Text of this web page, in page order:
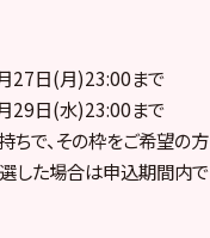
27日(月)23:00まで
29日(水)23:00まで
で、その枠をご希望の
選した場合は申込期間